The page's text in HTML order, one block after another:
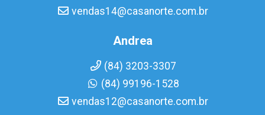
vendas14@casanorte.com.br
Andrea
(84) 3203-3307
(84) 99196-1528
vendas12@casanorte.com.br